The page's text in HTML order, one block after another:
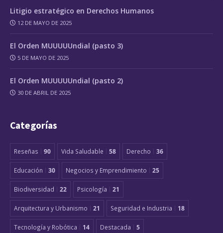
Litigio estratégico en Derechos Humanos
12 DE MAYO DE 2025
El Orden MUUUUUndial (pasto 3)
5 DE MAYO DE 2025
El Orden MUUUUUndial (pasto 2)
30 DE ABRIL DE 2025
Categorías
Reseñas 90 Vida Saludable 58 Derecho 36
Educación 30 Negocios y Emprendimiento 25
Biodiversidad 22 Psicología 21
Arquitectura y Urbanismo 21 Seguridad e Industria 18
Tecnología y Robótica 14 Destacada 5